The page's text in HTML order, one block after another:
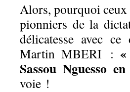
Alors, pourquoi ceux
pionniers de la
délicatesse avec
Martin MBERI :
Sassou Nguesso
voie !